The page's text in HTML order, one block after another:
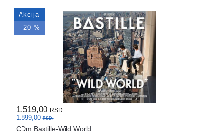
Rasveta
Sport
STORE
Pokloni
Akcija
- 20 %
1.519,00 RSD.
1.899,00RSD.
CDm Bastille-Wild World